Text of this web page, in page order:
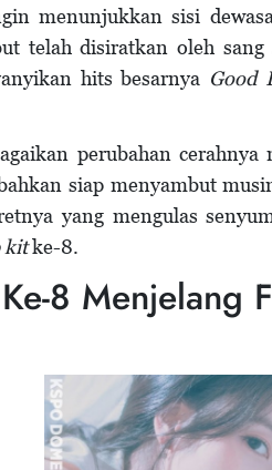
menunjukkan sisi
telah disiratkan oleh
hits besarnya Good
perubahan
siap menyambut
yang mengulas
kitke-8.
8 Menjelang